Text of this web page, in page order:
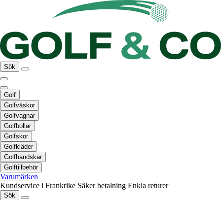
Sök
Golf
Golfväskor
Golfvagnar
Golfbollar
Golfskor
Golfkläder
Golfhandskar
Golftillbehör
Varumärken
Kundservice i Frankrike Säker betalning Enkla returer
Sök